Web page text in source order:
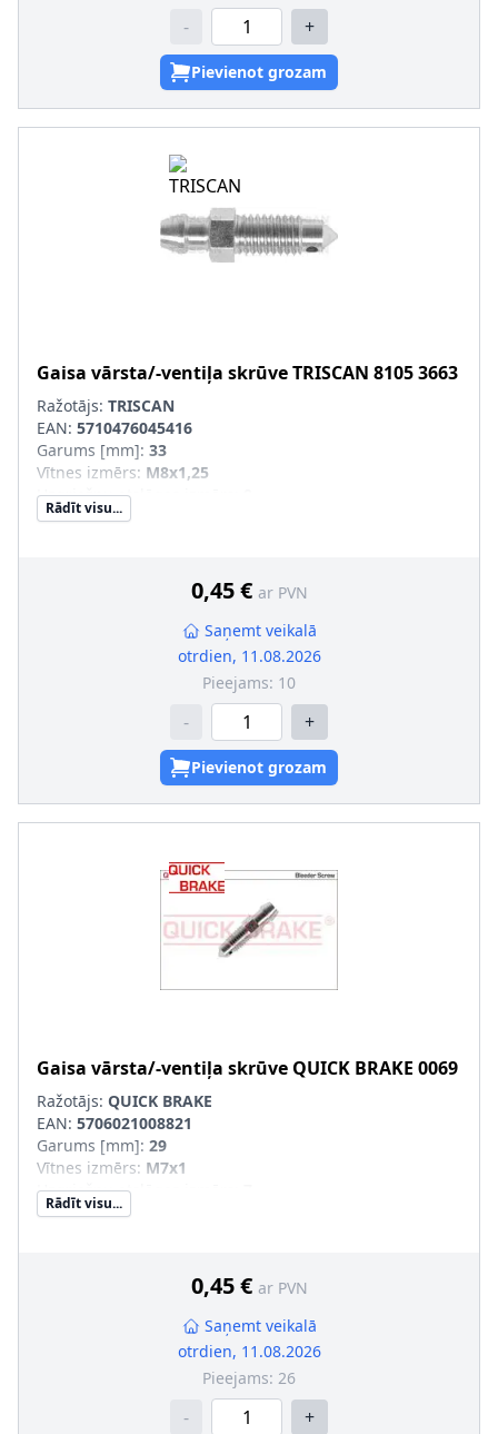
- +
Pievienot grozam
Gaisa vārsta/-ventiļa skrūveTRISCAN 8105 3663
Ražotājs: TRISCAN
EAN: 5710476045416
Garums [mm]: 33
Vītnes izmērs: M8x1,25
Uzgriežņu atslēgas izmērs
Vītnes veids:
Rādīt visu...
0,45 € ar PVN
Saņemt veikalā
otrdien, 11.08.2026
Pieejams: 10
- +
Pievienot grozam
Gaisa vārsta/-ventiļa skrūve QUICK BRAKE 0069
Ražotājs: QUICK BRAKE
EAN: 5706021008821
Garums [mm]: 29
Vītnes izmērs: M7x1
Uzgriežņu atslēgas izmērs
Vītnes veids:
Rādīt visu...
0,45 € ar PVN
Saņemt veikalā
otrdien, 11.08.2026
Pieejams: 26
- +